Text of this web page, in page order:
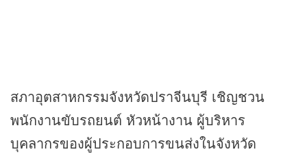
สภาอุตสาหกรรมจังหวัดปราจีนบุรี เชิญชวน
พนักงานขับรถยนต์ หัวหน้างาน ผู้บริหาร
บุคลากรของผู้ประกอบการขนส่งในจังหวัด